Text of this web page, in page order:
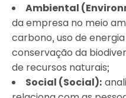
Ambiental
da empresa no meio
carbono, uso de
conservação da
de recursos naturais;
Social (Social):